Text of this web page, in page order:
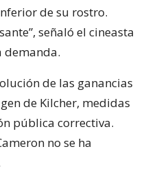
de su rostro.
señaló el cineasta
demanda.
de las ganancias
de Kilcher, medidas
pública correctiva.
no se ha